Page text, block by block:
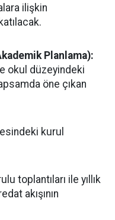
ilişkin
Planlama):
okul düzeyindeki
öne çıkan
kurul
toplantıları ile yıllık
akışının